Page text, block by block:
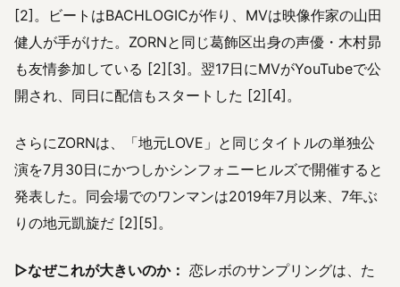
[2]。ビートはBACHLOGICが作り、MVは映像作家の山田
健人が手がけた。ZORNと同じ葛飾区出身の声優・木村昴
も友情参加している [2][3]。翌17日にMVがYouTubeで公
開され、同日に配信もスタートした [2][4]。
さらにZORNは、「地元LOVE」と同じタイトルの単独公
演を7月30日にかつしかシンフォニーヒルズで開催すると
発表した。同会場でのワンマンは2019年7月以来、7年ぶ
りの地元凱旋だ [2][5]。
▷なぜこれが大きいのか： 恋レボのサンプリングは、た